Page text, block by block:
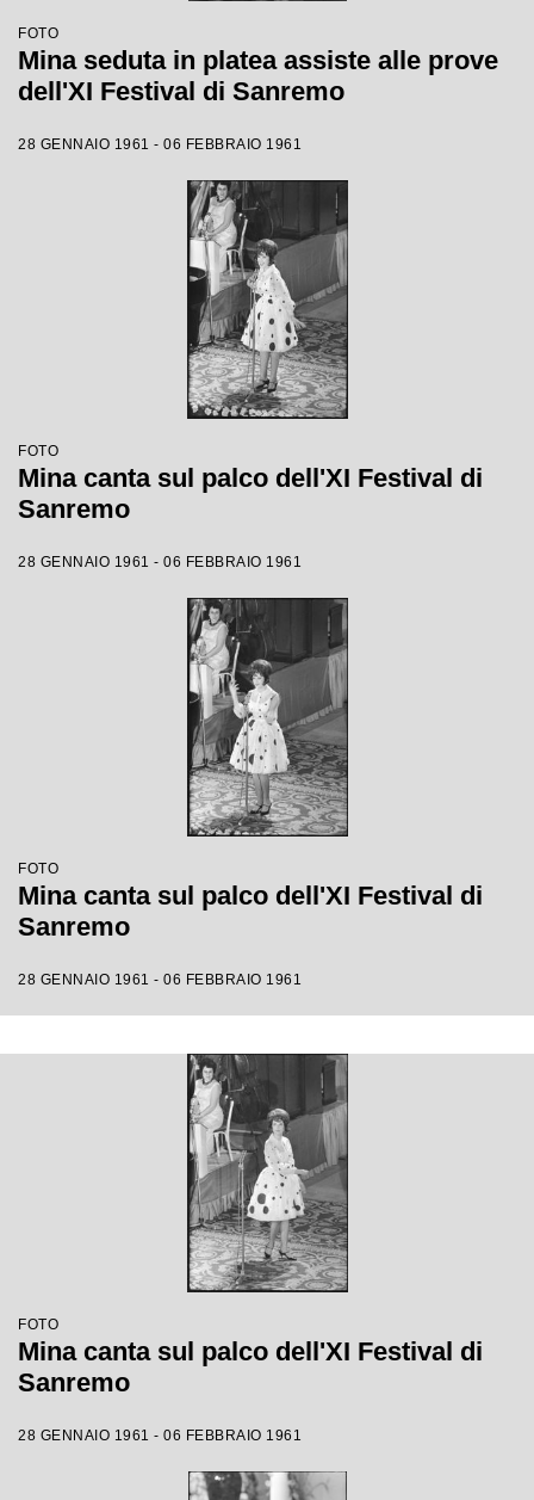
FOTO
Mina seduta in platea assiste alle prove
dell'XI Festival di Sanremo
28 GENNAIO 1961 - 06 FEBBRAIO 1961
FOTO
Mina canta sul palco dell'XI Festival di
Sanremo
28 GENNAIO 1961 - 06 FEBBRAIO 1961
FOTO
Mina canta sul palco dell'XI Festival di
Sanremo
28 GENNAIO 1961 - 06 FEBBRAIO 1961
FOTO
Mina canta sul palco dell'XI Festival di
Sanremo
28 GENNAIO 1961 - 06 FEBBRAIO 1961